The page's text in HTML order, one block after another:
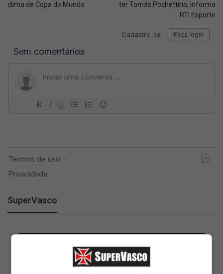
clima de Copa do Mundo
ter Tomás Pochettino, informa
RTI Esporte
SuperVasco